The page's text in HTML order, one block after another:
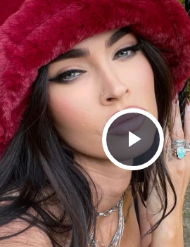
Play
Video